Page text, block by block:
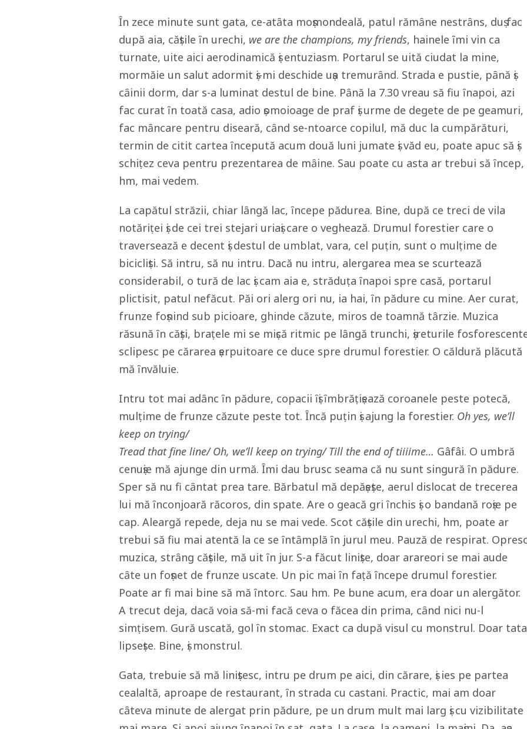
Ȋn zece minute sunt gata, ce-atȃta moṣmondeală, patul rămȃne nestrȃns, duṣ fac
după aia, căṣtile ȋn urechi, we are the champions, my friends, hainele ȋmi vin ca
turnate, uite aici aerodinamică ṣi entuziasm. Portarul se uită ciudat la mine,
mormăie un salut adormit ṣi-mi deschide uṣa tremurȃnd. Strada e pustie, pȃnă ṣi
cȃinii dorm, dar s-a luminat destul de bine. Pȃnă la 7.30 vreau să fiu ȋnapoi, azi
fac curat ȋn toată casa, adio ṣomoioage de praf ṣi urme de degete de pe geamuri,
fac mȃncare pentru diseară, cȃnd se-ntoarce copilul, mă duc la cumpărături,
termin de citit cartea ȋncepută acum două luni jumate ṣi văd eu, poate apuc să ṣi
schiṭez ceva pentru prezentarea de mȃine. Sau poate cu asta ar trebui să ȋncep,
hm, mai vedem.
La capătul străzii, chiar lȃngă lac, ȋncepe pădurea. Bine, după ce treci de vila
notăriṭei ṣi de cei trei stejari uriaṣi care o veghează. Drumul forestier care o
traversează e decent ṣi destul de umblat, vara, cel puṭin, sunt o mulṭime de
bicicliṣti. Să intru, să nu intru. Dacă nu intru, alergarea mea se scurtează
considerabil, o tură de lac ṣi cam aia e, străduṭa ȋnapoi spre casă, portarul
plictisit, patul nefăcut. Păi ori alerg ori nu, ia hai, ȋn pădure cu mine. Aer curat,
frunze foṣnind sub picioare, ghinde căzute, miros de toamnă tȃrzie. Muzica
răsună ȋn căṣti, braṭele mi se miṣcă ritmic pe lȃngă trunchi, ṣireturile
sclipesc pe cărarea ṣerpuitoare ce duce spre drumul forestier. O căldură plăcută
mă ȋnvăluie.
Intru tot mai adȃnc ȋn pădure, copacii ȋṣi ȋmbrăṭiṣează coroanele peste potecă,
mulṭime de frunze căzute peste tot. Ȋncă puṭin ṣi ajung la forestier. Oh yes, we’ll
keep on trying/
Tread that fine line/ Oh, we’ll keep on trying/ Till the end of tiiiime… Gâfâi. O umbră
cenuṣie mă ajunge din urmă. Ȋmi dau brusc seama că nu sunt singură ȋn pădure.
Sper să nu fi cȃntat prea tare. Bărbatul mă depăṣeṣte, aerul dislocat de trecerea
lui mă ȋnconjoară răcoros, din spate. Are o geacă gri ȋnchis ṣi o bandană roṣie pe
cap. Aleargă repede, deja nu se mai vede. Scot căṣtile din urechi, hm, poate ar
trebui să fiu mai atentă la ce se ȋntȃmplă ȋn jurul meu. Pauză de respirat.
muzica, strȃng căṣtile, mă uit ȋn jur. S-a făcut liniṣte, doar arareori se mai aude
cȃte un foṣnet de frunze uscate. Un pic mai ȋn faṭă ȋncepe drumul forestier.
Poate ar fi mai bine să mă ȋntorc. Sau hm. Pe bune acum, era doar un alergător.
A trecut deja, dacă voia să-mi facă ceva o făcea din prima, cȃnd nici nu-l
simṭisem. Gură uscată, gol ȋn stomac. Exact ca după visul cu monstrul. Doar tata
lipseṣte. Bine, ṣi monstrul.
Gata, trebuie să mă liniṣtesc, intru pe drum pe aici, din cărare, ṣi ies pe partea
cealaltă, aproape de restaurant, ȋn strada cu castani. Practic, mai am doar
cȃteva minute de alergat prin pădure, pe un drum mult mai larg ṣi cu vizibilitate